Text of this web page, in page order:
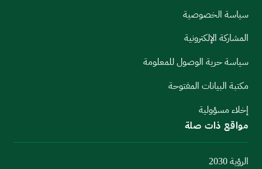
سياسة الخصوصية
المشاركة الإلكترونية
سياسة حرية الوصول للمعلومة
مكتبة البيانات المفتوحة
إخلاء مسؤولية
مواقع ذات صلة
الرؤية 2030